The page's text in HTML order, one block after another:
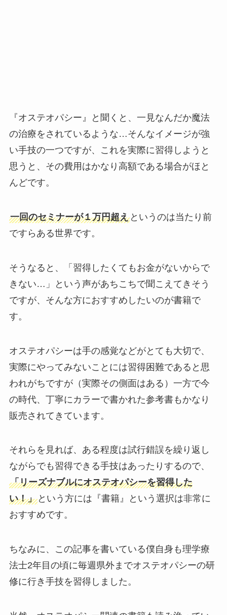
『オステオパシー』と聞くと、一見なんだか魔法
の治療をされているような…そんなイメージが強
い手技の一つですが、これを実際に習得しようと
思うと、その費用はかなり高額である場合がほと
んどです。
一回のセミナーが１万円超えというのは当たり前
ですらある世界です。
そうなると、「習得したくてもお金がないからで
きない…」という声があちこちで聞こえてきそう
ですが、そんな方におすすめしたいのが書籍で
す。
オステオパシーは手の感覚などがとても大切で、
実際にやってみないことには習得困難であると思
われがちですが（実際その側面はある）一方で今
の時代、丁寧にカラーで書かれた参考書もかなり
販売されてきています。
それらを見れば、ある程度は試行錯誤を繰り返し
ながらでも習得できる手技はあったりするので、
「リーズナブルにオステオパシーを習得した
い！」という方には『書籍』という選択は非常に
おすすめです。
ちなみに、この記事を書いている僕自身も理学療
法士2年目の頃に毎週県外までオステオパシーの研
修に行き手技を習得しました。